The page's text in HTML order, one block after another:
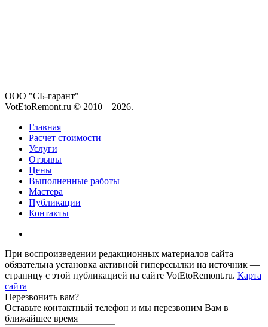
ООО "СБ-гарант"
VotEtoRemont.ru © 2010 – 2026.
Главная
Расчет стоимости
Услуги
Отзывы
Цены
Выполненные работы
Мастера
Публикации
Контакты
При воспроизведении редакционных материалов сайта
обязательна установка активной гиперссылки на источник —
страницу с этой публикацией на сайте VotEtoRemont.ru. Карта
сайта
Перезвонить вам?
Оставьте контактный телефон и мы перезвоним Вам в
ближайшее время